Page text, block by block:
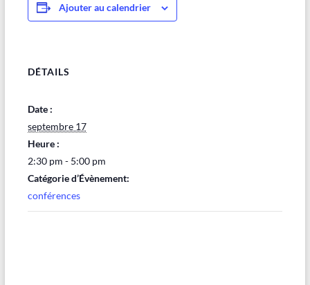
Ajouter au calendrier
DÉTAILS
Date :
septembre 17
Heure :
2:30 pm - 5:00 pm
Catégorie d’Évènement:
conférences